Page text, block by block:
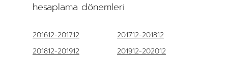
hesaplama dönemleri
201612-201712
201712-201812
201812-201912
201912-202012